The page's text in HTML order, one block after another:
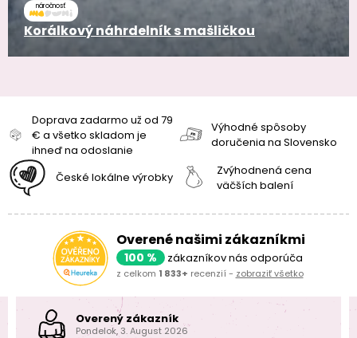
náročnosť
Korálkový náhrdelník s mašličkou
Doprava zadarmo už od 79
€ a všetko skladom je
ihneď na odoslanie
Výhodné spôsoby
doručenia na Slovensko
České lokálne výrobky
Zvýhodnená cena
väčších balení
Overené našimi zákazníkmi
100 % zákazníkov nás odporúča
z celkom 1 833+ recenzií - zobraziť všetko
Overený zákazník
Pondelok, 3. August 2026